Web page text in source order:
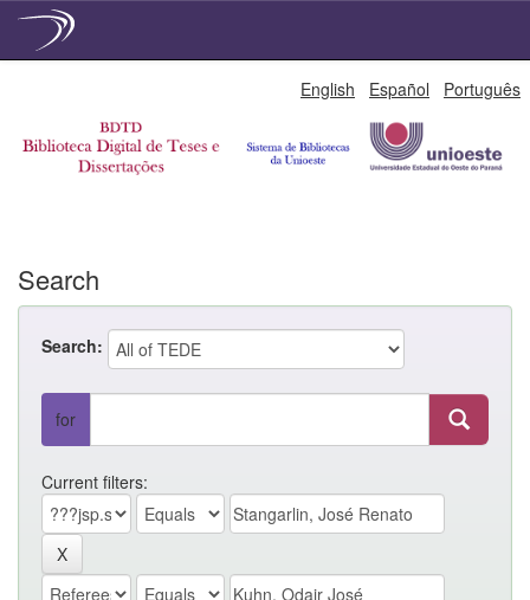
English Español Português
Search
Search:
for
Current filters: